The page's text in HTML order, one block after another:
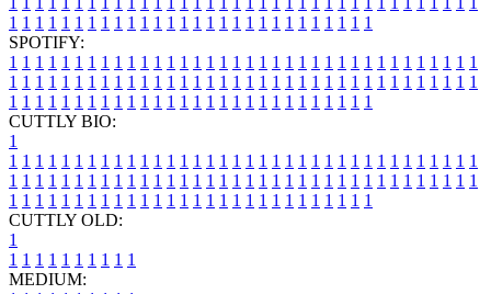
1 1 1 1 1 1 1 1 1 1 1 1 1 1 1 1 1 1 1 1 1 1 1 1 1 1 1 1
SPOTIFY:
1 1 1 1 1 1 1 1 1 1 1 1 1 1 1 1 1 1 1 1 1 1 1 1 1 1 1 1 1 1 1 1 1 1 1 1
1 1 1 1 1 1 1 1 1 1 1 1 1 1 1 1 1 1 1 1 1 1 1 1 1 1 1 1 1 1 1 1 1 1 1 1
1 1 1 1 1 1 1 1 1 1 1 1 1 1 1 1 1 1 1 1 1 1 1 1 1 1 1 1
CUTTLY BIO:
1
1 1 1 1 1 1 1 1 1 1 1 1 1 1 1 1 1 1 1 1 1 1 1 1 1 1 1 1 1 1 1 1 1 1 1 1
1 1 1 1 1 1 1 1 1 1 1 1 1 1 1 1 1 1 1 1 1 1 1 1 1 1 1 1 1 1 1 1 1 1 1 1
1 1 1 1 1 1 1 1 1 1 1 1 1 1 1 1 1 1 1 1 1 1 1 1 1 1 1 1
CUTTLY OLD:
1
1 1 1 1 1 1 1 1 1 1
MEDIUM: